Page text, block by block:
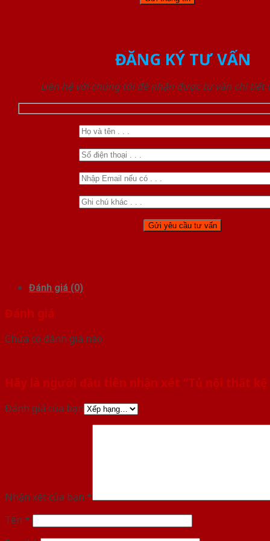
ĐĂNG KÝ TƯ VẤN
Liên hệ với chúng tôi để nhận được tư vấn chi tiết
Đánh giá (0)
Đánh giá
Chưa có đánh giá nào.
Hãy là người đầu tiên nhận xét “Tủ nội thất kệ
Đánh giá của bạn
Nhận xét của bạn *
Tên *